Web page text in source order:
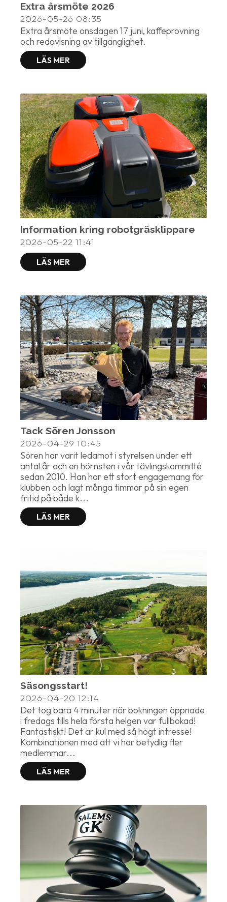
Extra årsmöte 2026
2026-05-26 08:35
Extra årsmöte onsdagen 17 juni, kaffeprovning
och redovisning av tillgänglighet.
LÄS MER
Information kring robotgräsklippare
2026-05-22 11:41
LÄS MER
Tack Sören Jonsson
2026-04-29 10:45
Sören har varit ledamot i styrelsen under ett
antal år och en hörnsten i vår tävlingskommitté
sedan 2010. Han har ett stort engagemang för
klubben och lagt många timmar på sin egen
fritid på både k...
LÄS MER
Säsongsstart!
2026-04-20 12:14
Det tog bara 4 minuter när bokningen öppnade
i fredags tills hela första helgen var fullbokad!
Fantastiskt! Det är kul med så högt intresse!
Kombinationen med att vi har betydlig fler
medlemmar...
LÄS MER